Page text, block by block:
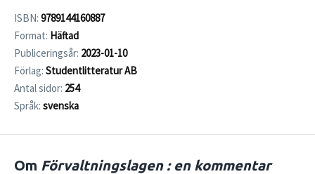
ISBN: 9789144160887
Format: Häftad
Publiceringsår: 2023-01-10
Förlag: Studentlitteratur AB
Antal sidor: 254
Språk: svenska
Om Förvaltningslagen : en kommentar